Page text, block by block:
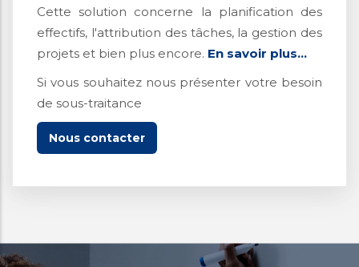
Cette solution concerne la planification des
effectifs, l'attribution des tâches, la gestion des
projets et bien plus encore. En savoir plus...
Si vous souhaitez nous présenter votre besoin
de sous-traitance
Nous contacter